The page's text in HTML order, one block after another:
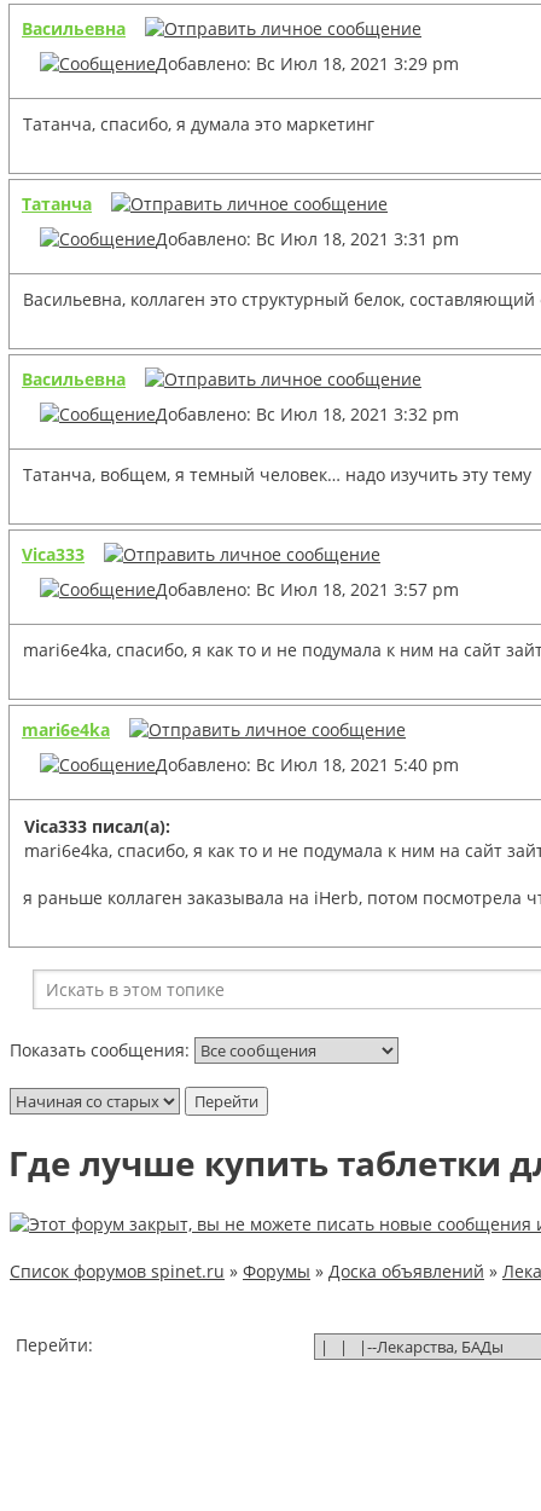
Васильевна
Добавлено: Вс Июл 18, 2021 3:29 pm
Татанча, спасибо, я думала это маркетинг
Татанча
Добавлено: Вс Июл 18, 2021 3:31 pm
Васильевна, коллаген это структурный белок,
Васильевна
Добавлено: Вс Июл 18, 2021 3:32 pm
Татанча, вобщем, я темный человек… надо изучить эту тему
Vica333
Добавлено: Вс Июл 18, 2021 3:57 pm
mari6e4ka, спасибо, я как то и не подумала к ним на сайт
mari6e4ka
Добавлено: Вс Июл 18, 2021 5:40 pm
Vica333 писал(а):
mari6e4ka, спасибо, я как то и не подумала к ним на сайт
я раньше коллаген заказывала на iHerb, потом посмотрела
Показать сообщения:
Где лучше купить таблетки
Список форумов spinet.ru » Форумы » Доска объявлений »
Перейти: